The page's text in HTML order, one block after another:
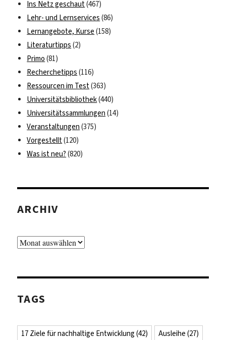
Ins Netz geschaut(467)
Lehr- und Lernservices (86)
Lernangebote, Kurse (158)
Literaturtipps (2)
Primo (81)
Recherchetipps (116)
Ressourcen im Test(363)
Universitätsbibliothek(440)
Universitätssammlungen (14)
Veranstaltungen (375)
Vorgestellt(120)
Was ist neu? (820)
ARCHIV
Archiv
TAGS
17 Ziele für nachhaltige Entwicklung (42) Ausleihe (27)